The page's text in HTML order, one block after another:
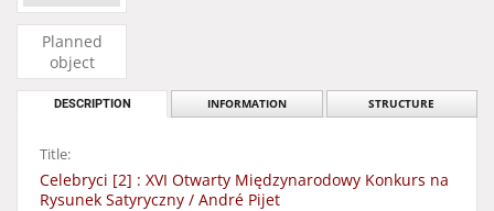
Planned
object
DESCRIPTION INFORMATION STRUCTURE
Title:
Celebryci [2] : XVI Otwarty Międzynarodowy Konkurs na
Rysunek Satyryczny / André Pijet